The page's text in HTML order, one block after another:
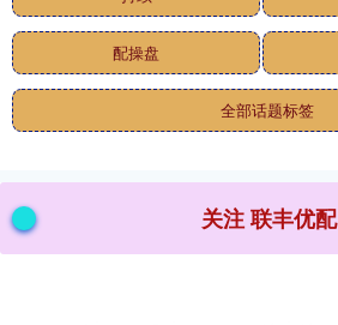
配操盘
全部话题标签
关注 联丰优配